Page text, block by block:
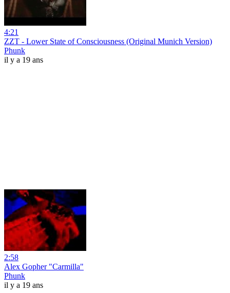
4:21
ZZT - Lower State of Consciousness (Original Munich Version)
Phunk
il y a 19 ans
2:58
Alex Gopher "Carmilla"
Phunk
il y a 19 ans